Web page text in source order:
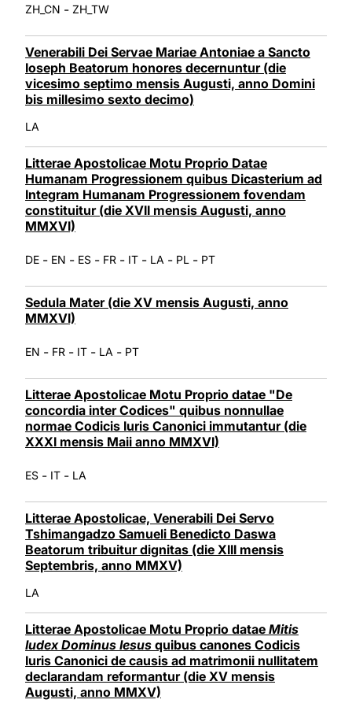
ZH_CN - ZH_TW
Venerabili Dei Servae Mariae Antoniae a Sancto
Ioseph Beatorum honores decernuntur (die
vicesimo septimo mensis Augusti, anno Domini
bis millesimo sexto decimo)
LA
Litterae Apostolicae Motu Proprio Datae
Humanam Progressionem quibus Dicasterium ad
Integram Humanam Progressionem fovendam
constituitur (die XVII mensis Augusti, anno
MMXVI)
DE - EN - ES - FR - IT - LA - PL - PT
Sedula Mater (die XV mensis Augusti, anno
MMXVI)
EN - FR - IT - LA - PT
Litterae Apostolicae Motu Proprio datae "De
concordia inter Codices" quibus nonnullae
normae Codicis Iuris Canonici immutantur (die
XXXI mensis Maii anno MMXVI)
ES - IT - LA
Litterae Apostolicae, Venerabili Dei Servo
Tshimangadzo Samueli Benedicto Daswa
Beatorum tribuitur dignitas (die XIII mensis
Septembris, anno MMXV)
LA
Litterae Apostolicae Motu Proprio datae Mitis
Iudex Dominus Iesus quibus canones Codicis
Iuris Canonici de causis ad matrimonii nullitatem
declarandam reformantur (die XV mensis
Augusti, anno MMXV)